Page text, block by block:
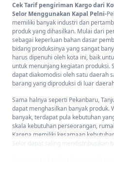
Cek Tarif pengiriman Kargo dari
Selor Menggunakan Kapal Pelni-
memiliki banyak industri dan
produk yang dihasilkan. Mulai dari
sebagai keperluan bahan dasar
bidang produksinya yang sangat
harus dipenuhi oleh kota ini, baik
untuk menunjang kegiatan produksi.
dapat diakomodisi oleh satu daerah
barang yang diproduksi di luar
Sama halnya seperti Pekanbaru,
dapat menghasilkan banyak produk.
banyak, terdapat pula kebutuhan
skala kebutuhan perseorangan,
Karena memiliki kesamaan
Selor dapat saling mendistribusikan